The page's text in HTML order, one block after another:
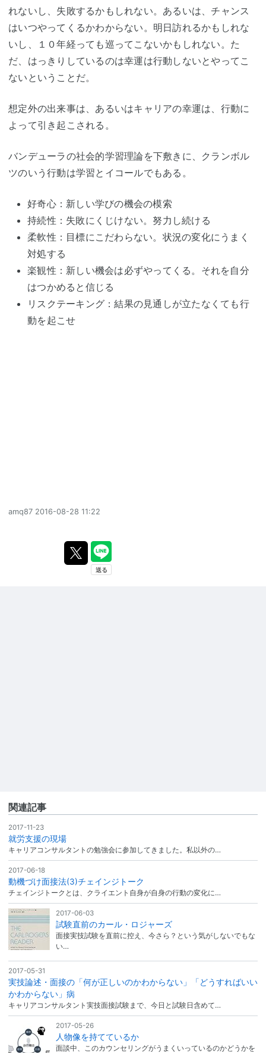
れないし、失敗するかもしれない。あるいは、チャンス
はいつやってくるかわからない。明日訪れるかもしれな
いし、１０年経っても巡ってこないかもしれない。た
だ、はっきりしているのは幸運は行動しないとやってこ
ないということだ。
想定外の出来事は、あるいはキャリアの幸運は、行動に
よって引き起こされる。
バンデューラの社会的学習理論を下敷きに、クランボル
ツのいう行動は学習とイコールでもある。
好奇心：新しい学びの機会の模索
持続性：失敗にくじけない。努力し続ける
柔軟性：目標にこだわらない。状況の変化にうまく
対処する
楽観性：新しい機会は必ずやってくる。それを自分
はつかめると信じる
リスクテーキング：結果の見通しが立たなくても行
動を起こせ
amq87 2016-08-28 11:22
関連記事
2017-11-23
就労支援の現場
キャリアコンサルタントの勉強会に参加してきました。私以外の…
2017-06-18
動機づけ面接法(3)チェインジトーク
チェインジトークとは、クライエント自身が自身の行動の変化に…
2017-06-03
試験直前のカール・ロジャーズ
面接実技試験を直前に控え、今さら？という気がしないでもな
い…
2017-05-31
実技論述・面接の「何が正しいのかわからない」「どうすればいい
かわからない」病
キャリアコンサルタント実技面接試験まで、今日と試験日含めて…
2017-05-26
人物像を持てているか
面談中、このカウンセリングがうまくいっているのかどうかを